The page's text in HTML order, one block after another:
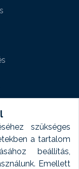
szükséges
a tartalom
beállítás,
Emellett